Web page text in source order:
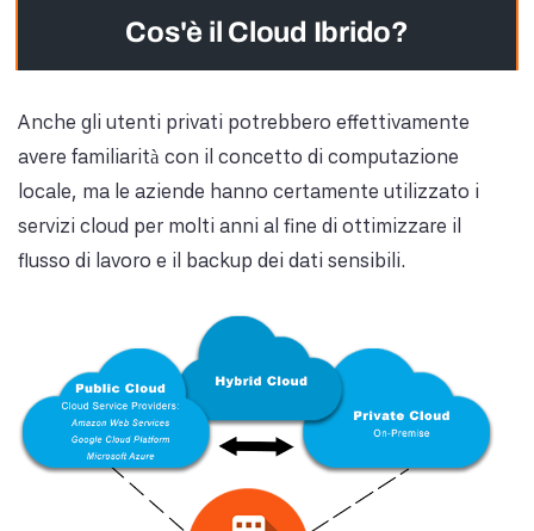
Cos'è il Cloud Ibrido?
Anche gli utenti privati potrebbero effettivamente
avere familiarità con il concetto di computazione
locale, ma le aziende hanno certamente utilizzato i
servizi cloud per molti anni al fine di ottimizzare il
flusso di lavoro e il backup dei dati sensibili.